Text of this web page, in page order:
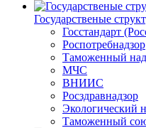
Государственые
Госстандарт
Роспотребнадзор
Таможенный
МЧС
ВНИИС
Росздравнадзор
Экологический
Таможенный